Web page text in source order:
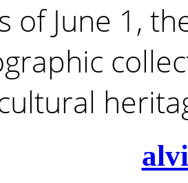
of June 1,